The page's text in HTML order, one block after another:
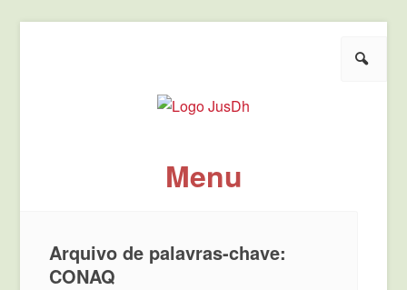
Pesquisar
Menu
Arquivo de palavras-chave:
CONAQ